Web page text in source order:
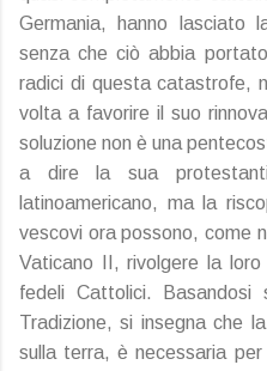
Germania, hanno lasciato
senza che ciò abbia
radici di questa catastrofe,
volta a favorire il suo
soluzione non è una
a dire la sua
latinoamericano, ma la
vescovi ora possono, come
Vaticano II, rivolgere la
fedeli Cattolici.
Tradizione, si insegna che
sulla terra, è necessaria